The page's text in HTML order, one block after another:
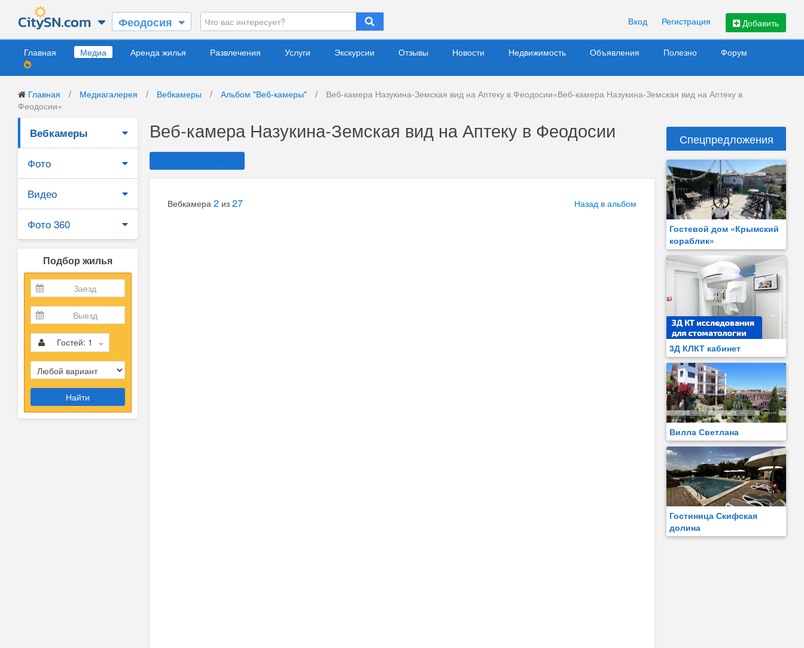
Феодосия Добавить
Вход Регистрация
Главная Медиа Аренда жилья Развлечения Услуги Экскурсии Отзывы Новости Недвижимость Объявления Полезно Форум
Главная / Медиагалерея / Вебкамеры / Альбом "Веб-камеры" /
Веб-камера Назукина-Земская вид на Аптеку в Феодосии«Веб-камера Назукина-Земская вид на Аптеку в
Феодосии»
Вебкамеры
Фото
Видео
Фото 360
Подбор жилья
Гостей: 1
Найти
Веб-камера Назукина-Земская вид на Аптеку в Феодосии
Добавить вебкамеру
Вебкамера 2 из 27 Назад в альбом
Спецпредложения
Гостевой дом «Крымский
кораблик»
3Д КЛКТ кабинет
Вилла Светлана
Гостиница Скифская
долина